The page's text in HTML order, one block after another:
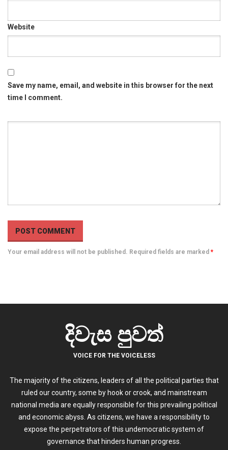
Website
Save my name, email, and website in this browser for the next
time I comment.
Your email address will not be published. Required fields are marked *
දිවැස පුවත්
VOICE FOR THE VOICELESS
The majority of the citizens, leaders of all the political parties that
ruled our country, some by hook or crook, and mainstream
national media are equally responsible for this prevailing political
and economic abyss. As citizens, we have a responsibility to
expose the perpetrators of this undemocratic system of
governance that hinders human progress.